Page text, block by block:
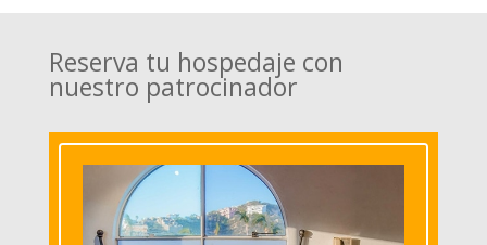
Reserva tu hospedaje con
nuestro patrocinador